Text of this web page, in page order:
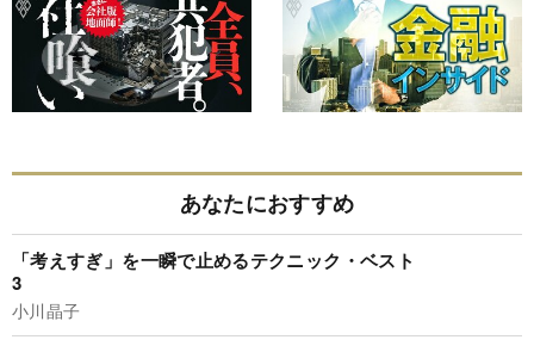
あなたにおすすめ
「考えすぎ」を一瞬で止めるテクニック・ベスト
3
小川晶子